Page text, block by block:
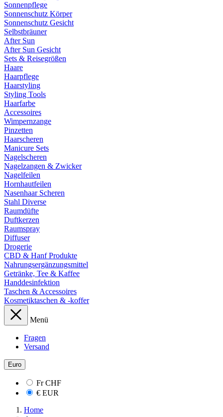
Sonnenpflege
Sonnenschutz Körper
Sonnenschutz Gesicht
Selbstbräuner
After Sun
After Sun Gesicht
Sets & Reisegrößen
Haare
Haarpflege
Haarstyling
Styling Tools
Haarfarbe
Accessoires
Wimpernzange
Pinzetten
Haarscheren
Manicure Sets
Nagelscheren
Nagelzangen & Zwicker
Nagelfeilen
Hornhautfeilen
Nasenhaar Scheren
Stahl Diverse
Raumdüfte
Duftkerzen
Raumspray
Diffuser
Drogerie
CBD & Hanf Produkte
Nahrungsergänzungsmittel
Getränke, Tee & Kaffee
Handdesinfektion
Taschen & Accessoires
Kosmetiktaschen & -koffer
Menü
Fragen
Versand
Euro
FrCHF
€ EUR
Home